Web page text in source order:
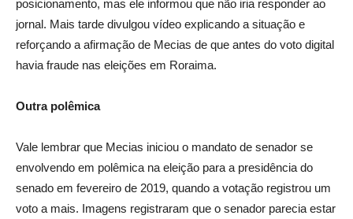
posicionamento, mas ele informou que não iria responder ao
jornal. Mais tarde divulgou vídeo explicando a situação e
reforçando a afirmação de Mecias de que antes do voto digital
havia fraude nas eleições em Roraima.
Outra polêmica
Vale lembrar que Mecias iniciou o mandato de senador se
envolvendo em polêmica na eleição para a presidência do
senado em fevereiro de 2019, quando a votação registrou um
voto a mais. Imagens registraram que o senador parecia estar